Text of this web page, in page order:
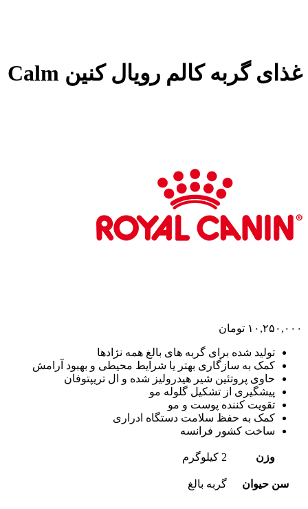
غذای گربه کالم رویال کنین Calm
۱۰,۲۵۰,۰۰۰ تومان
تولید شده برای گربه های بالغ همه نژادها
کمک به سازگاری بهتر یا شرایط محیطی و بهبود آرامش
حاوی پروتئین شیر هیدرولیز شده و ال تریپتوفان
پیشگیری از تشکیل گلوله مو
تقویت کننده پوست و مو
کمک به حفظ سلامت دستگاه ادراری
ساخت کشور فرانسه
وزن 2 کیلوگرم
سن حیوان گربه بالغ